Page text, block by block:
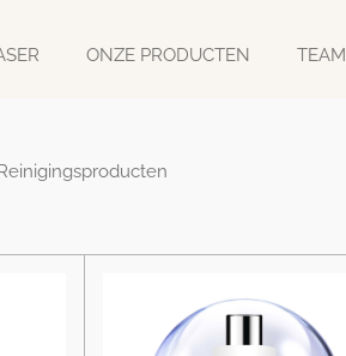
ONZE PRODUCTEN TEAM